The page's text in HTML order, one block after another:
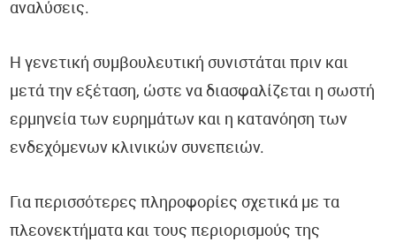
αναλύσεις.
Η γενετική συμβουλευτική συνιστάται πριν και
μετά την εξέταση, ώστε να διασφαλίζεται η σωστή
ερμηνεία των ευρημάτων και η κατανόηση των
ενδεχόμενων κλινικών συνεπειών.
Για περισσότερες πληροφορίες σχετικά με τα
πλεονεκτήματα και τους περιορισμούς της